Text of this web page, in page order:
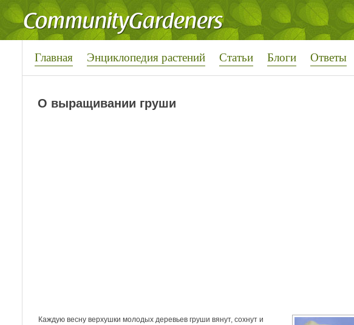
Главная Энциклопедия растений Статьи Блоги Ответы
О выращивании груши
Каждую весну верхушки молодых деревьев груши вянут, сохнут и